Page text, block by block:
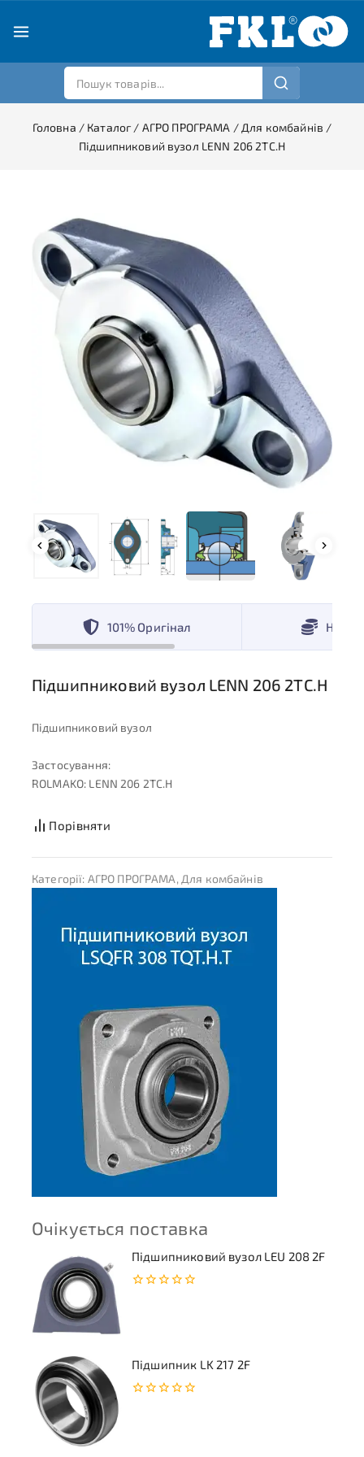
Головна / Каталог / АГРО ПРОГРАМА / Для комбайнів /
Підшипниковий вузол LENN 206 2TC.H
Очікується поставка
Підшипниковий вузол LEU 208 2F
Підшипник LK 217 2F
101% Оригінал
Підшипниковий вузол LENN 206 2TC.H
Підшипниковий вузол
Застосування:
ROLMAKO: LENN 206 2TC.H
Порівняти
Категорії: АГРО ПРОГРАМА, Для комбайнів